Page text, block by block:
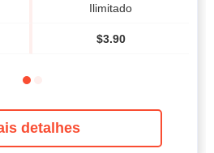
Ilimitado
$3.90
detalhes